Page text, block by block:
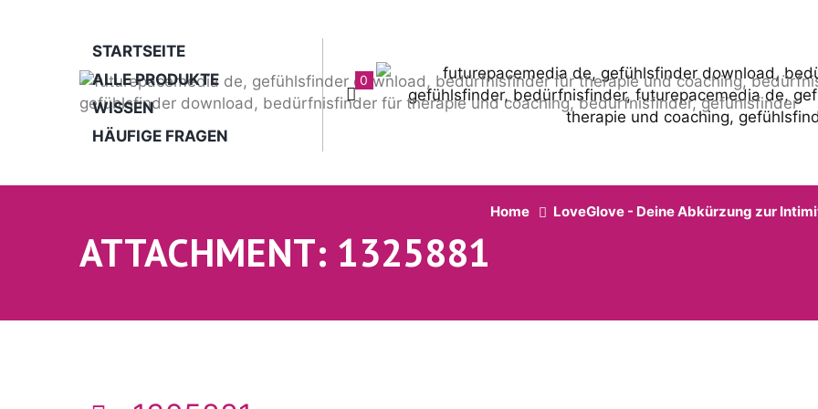
STARTSEITE
ALLE PRODUKTE
WISSEN
HÄUFIGE FRAGEN
0
ATTACHMENT: 1325881
Home LoveGlove - Deine Abkürzung zur